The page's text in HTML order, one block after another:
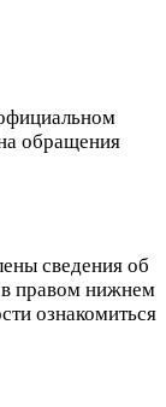
обращения
сведения об
в правом нижнем
ознакомиться